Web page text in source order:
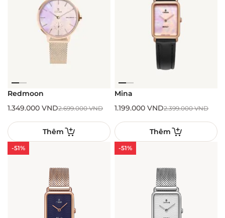
Redmoon
2.699.000VND
1.349.000 VND
Thêm
Mina
2.399.000VND
1.199.000 VND
Thêm
-51% -51%